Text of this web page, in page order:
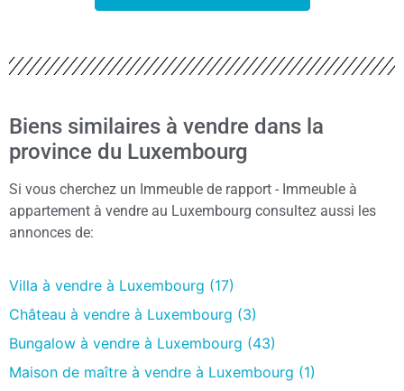
Biens similaires à vendre dans la
province du Luxembourg
Si vous cherchez un Immeuble de rapport - Immeuble à
appartement à vendre au Luxembourg consultez aussi les
annonces de:
Villa à vendre à Luxembourg (17)
Château à vendre à Luxembourg (3)
Bungalow à vendre à Luxembourg (43)
Maison de maître à vendre à Luxembourg (1)